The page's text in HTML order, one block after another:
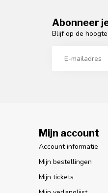
Abonneer
Blijf op de
Mijn account
Account informatie
Mijn bestellingen
Mijn tickets